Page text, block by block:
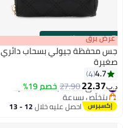
00m:00s
·باقي 100% عرض برق
جس محفظة جيولي بسحاب دائري
صغيرة
4.7
4
د.ب‏22.37
27.90خصم 19% #5 في محافظ بطاقات نسائية
بتخلّص بسرعة
#5 في محافظ بطاقات نسائية احصل عليه خلال 12 - 13